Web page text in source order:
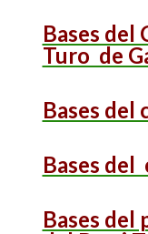
Bases del
Turo de
Bases del
Bases
Bases del